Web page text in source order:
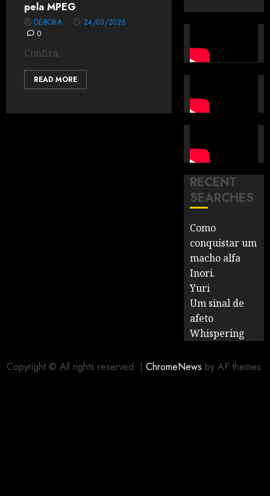
pela MPEG
DÉBORA
24/03/2026
0
Confira.
READ MORE
RECENT
SEARCHES
Como
conquistar um
macho alfa
Inori.
Yuri
Um sinal de
afeto
Whispering
Copyright © All rights reserved. | ChromeNews by AF themes.